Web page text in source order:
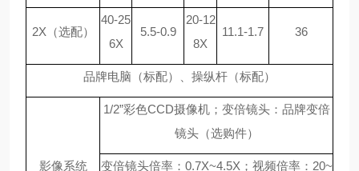
2X （选配）
40-25
6X
5.5-0.9
20-12
8X
11.1-1.7 36
品牌电脑（标配）、操纵杆（标配）
影像系统
1/2”彩色CCD摄像机；变倍镜头：品牌变倍
镜头（选购件）
变倍镜头倍率：0.7X~4.5X；视频倍率：20~